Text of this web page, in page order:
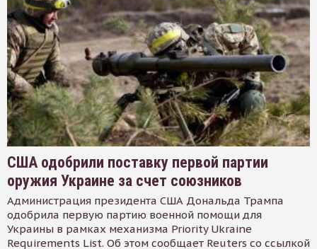
США одобрили поставку первой партии
оружия Украине за счет союзников
Администрация президента США Дональда Трампа
одобрила первую партию военной помощи для
Украины в рамках механизма Priority Ukraine
Requirements List. Об этом сообщает Reuters со ссылкой